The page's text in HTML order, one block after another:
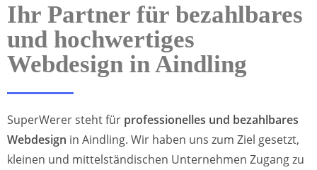
Ihr Partner für bezahlbares
und hochwertiges
Webdesign in Aindling
SuperWerer steht für professionelles und bezahlbares
Webdesign in Aindling. Wir haben uns zum Ziel gesetzt,
kleinen und mittelständischen Unternehmen Zugang zu